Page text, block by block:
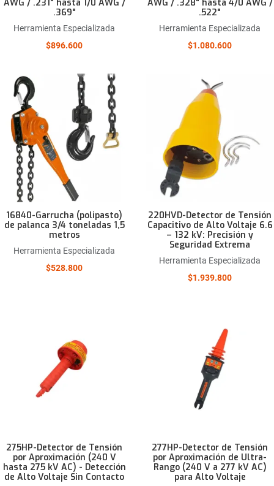
AWG / .231" hasta 1/0 AWG /
.369"
Herramienta Especializada
$896.600
AWG / .328" hasta 4/0 AWG /
.522"
Herramienta Especializada
$1.080.600
Añadir a la lista de deseos
Comparar este producto
Quick View
16840-Garrucha (polipasto)
de palanca 3/4 toneladas 1,5
metros
Herramienta Especializada
$528.800
220HVD-Detector de Tensión
Capacitivo de Alto Voltaje 6.6
– 132 kV: Precisión y
Seguridad Extrema
Herramienta Especializada
$1.939.800
Comparar este producto
275HP-Detector de Tensión
por Aproximación (240 V
hasta 275 kV AC) - Detección
de Alto Voltaje Sin Contacto
277HP-Detector de Tensión
por Aproximación de Ultra-
Rango (240 V a 277 kV AC)
para Alto Voltaje